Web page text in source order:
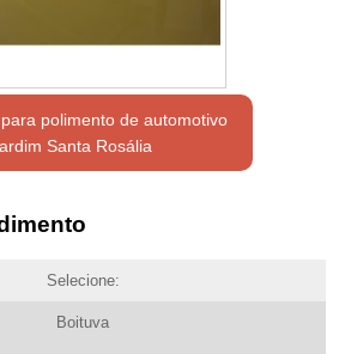
polimento de automotivo
Santa Rosália
Selecione:
Boituva